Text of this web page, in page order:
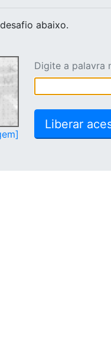
abaixo.
Digite a palavra